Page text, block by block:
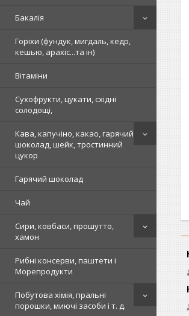
Бакалія
Горіхи (фундук, мигдаль, кедр,
кешью, арахіс...та ін)
Вітаміни
Сухофрукти, цукати, східні
солодощі,
Кава, капучіно, какао, гарячий
шоколад, шейк, тростинний
цукор
Гарячий шоколад
Чай
Сири, ковбаси, прошутто,
хамон
Рибні консерви, паштети і
Морепродукти
Побутова хімія, пральні
порошки, миючі засоби і т. д.